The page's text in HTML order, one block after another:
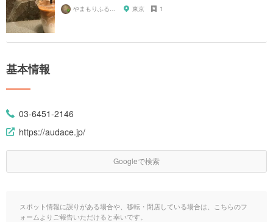
東京 1
基本情報
03-6451-2146
https://audace.jp/
Googleで検索
スポット情報に誤りがある場合や、移転・閉店している場合は、こちらのフ
ォームよりご報告いただけると幸いです。